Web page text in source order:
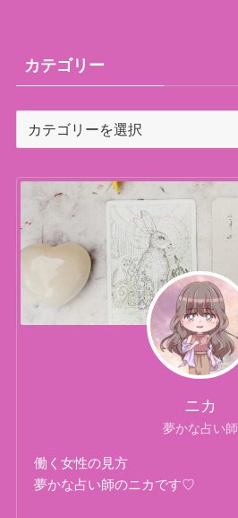
カテゴリー
リ
ニカ
夢かな占い師
働く女性の見方
夢かな占い師のニカです♡